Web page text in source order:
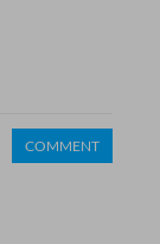
COMMENT